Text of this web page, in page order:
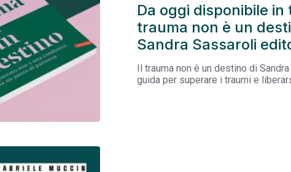
Da oggi disponibile
trauma non è un
Sandra Sassaroli
Il trauma non è un destino di
guida per superare i traumi e